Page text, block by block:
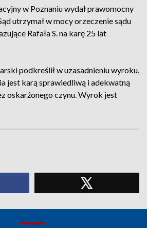
w Poznaniu wydał prawomocny
utrzymał w mocy orzeczenie sądu
Rafała S. na karę 25 lat
podkreślił w uzasadnieniu wyroku,
jest karą sprawiedliwą i adekwatną
oskarżonego czynu. Wyrok jest